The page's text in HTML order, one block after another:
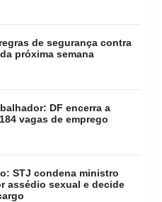
de segurança contra
próxima semana
DF encerra a
vagas de emprego
STJ condena ministro
assédio sexual e decide